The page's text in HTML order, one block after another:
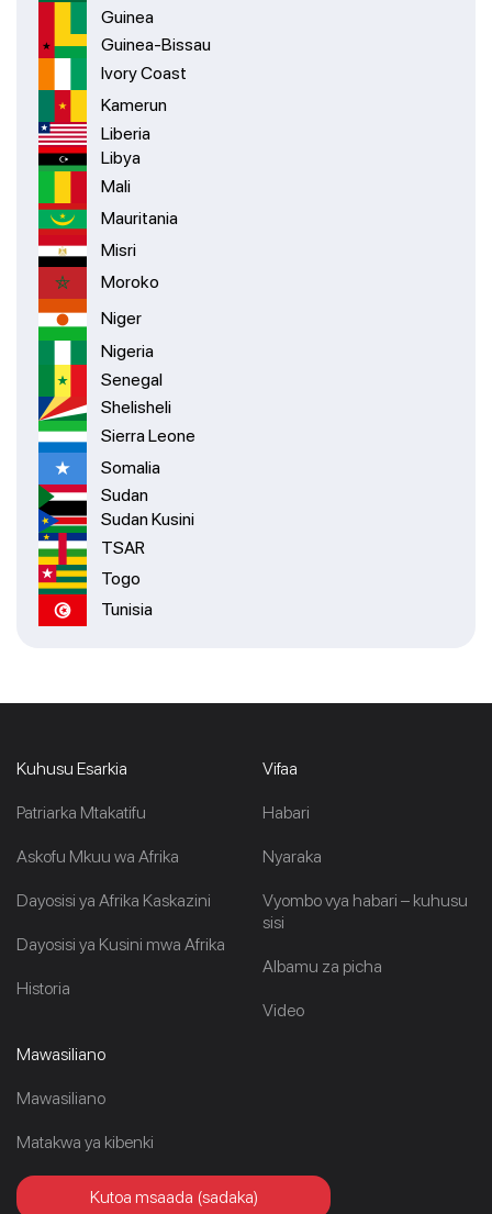
Guinea
Guinea-Bissau
Ivory Coast
Kamerun
Liberia
Libya
Mali
Mauritania
Misri
Moroko
Niger
Nigeria
Senegal
Shelisheli
Sierra Leone
Somalia
Sudan
Sudan Kusini
TSAR
Togo
Tunisia
Kuhusu Esarkia
Patriarka Mtakatifu
Askofu Mkuu wa Afrika
Dayosisi ya Afrika Kaskazini
Dayosisi ya Kusini mwa Afrika
Historia
Vifaa
Habari
Nyaraka
Vyombo vya habari – kuhusu
sisi
Albamu za picha
Video
Mawasiliano
Mawasiliano
Matakwa ya kibenki
Kutoa msaada (sadaka)